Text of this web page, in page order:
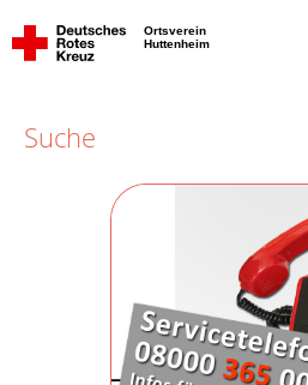
Ortsverein
Huttenheim
Suche